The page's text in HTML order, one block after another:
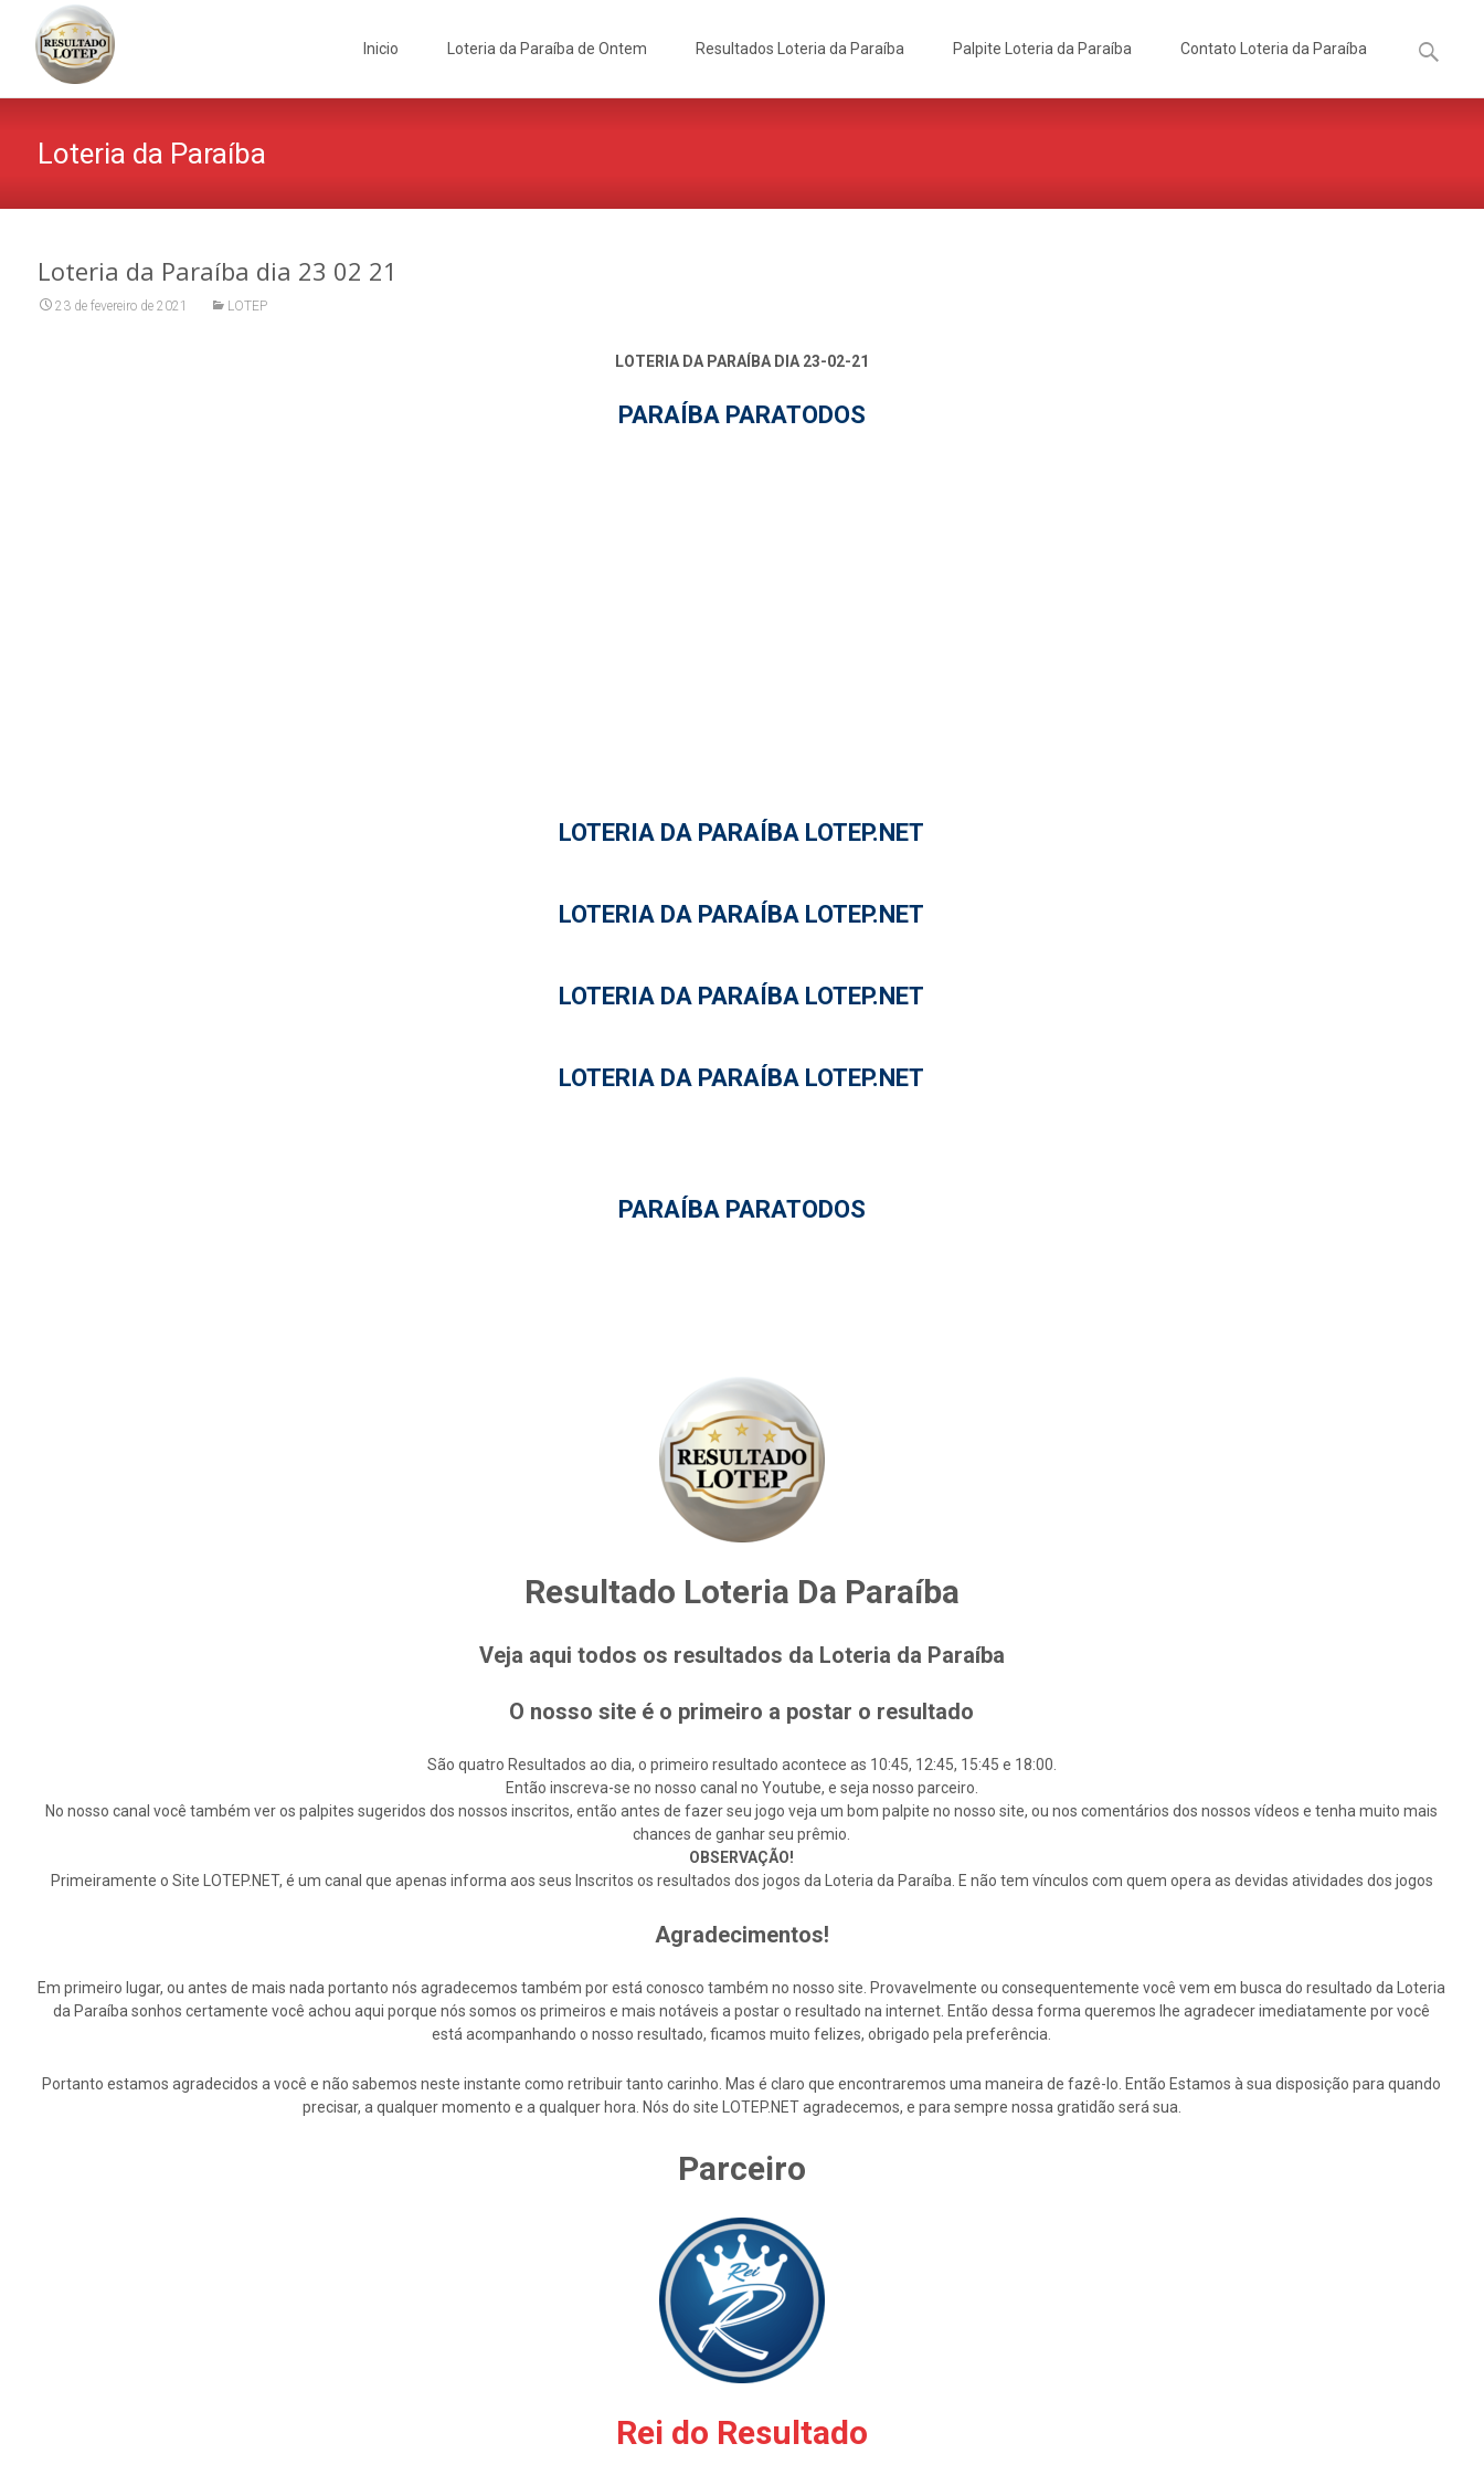
Inicio Loteria da Paraíba de Ontem Resultados Loteria da Paraíba Palpite Loteria da Paraíba Contato Loteria da Paraíba
por:
Loteria da Paraíba
Loteria da Paraíba dia 23 02 21
23 de fevereiro de 2021 LOTEP
LOTERIA DA PARAÍBA DIA 23-02-21
PARAÍBA PARATODOS
LOTERIA DA PARAÍBA LOTEP.NET
LOTERIA DA PARAÍBA LOTEP.NET
LOTERIA DA PARAÍBA LOTEP.NET
LOTERIA DA PARAÍBA LOTEP.NET
PARAÍBA PARATODOS
Resultado Loteria Da Paraíba
Veja aqui todos os resultados da Loteria da Paraíba
O nosso site é o primeiro a postar o resultado
São quatro Resultados ao dia, o primeiro resultado acontece as 10:45, 12:45, 15:45 e 18:00.
Então inscreva-se no nosso canal no Youtube, e seja nosso parceiro.
No nosso canal você também ver os palpites sugeridos dos nossos inscritos, então antes de fazer seu jogo veja um bom palpite no nosso site, ou nos comentários dos nossos vídeos e tenha muito mais
chances de ganhar seu prêmio.
OBSERVAÇÃO!
Primeiramente o Site LOTEP.NET, é um canal que apenas informa aos seus Inscritos os resultados dos jogos da Loteria da Paraíba. E não tem vínculos com quem opera as devidas atividades dos jogos
Agradecimentos!
Em primeiro lugar, ou antes de mais nada portanto nós agradecemos também por está conosco também no nosso site. Provavelmente ou consequentemente você vem em busca do resultado da Loteria
da Paraíba sonhos certamente você achou aqui porque nós somos os primeiros e mais notáveis a postar o resultado na internet. Então dessa forma queremos lhe agradecer imediatamente por você
está acompanhando o nosso resultado, ficamos muito felizes, obrigado pela preferência.
Portanto estamos agradecidos a você e não sabemos neste instante como retribuir tanto carinho. Mas é claro que encontraremos uma maneira de fazê-lo. Então Estamos à sua disposição para quando
precisar, a qualquer momento e a qualquer hora. Nós do site LOTEP.NET agradecemos, e para sempre nossa gratidão será sua.
Parceiro
Rei do Resultado